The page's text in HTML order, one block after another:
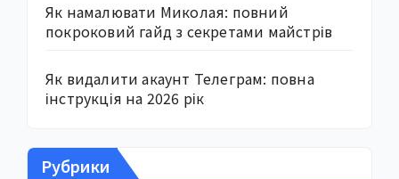
Як намалювати Миколая: повний
покроковий гайд з секретами майстрів
Як видалити акаунт Телеграм: повна
інструкція на 2026 рік
Рубрики